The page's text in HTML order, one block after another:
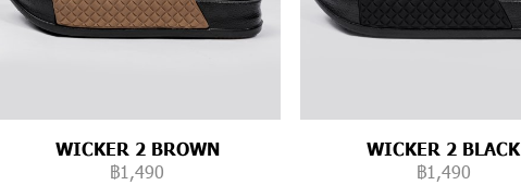
WICKER 2 BROWN
฿1,490
WICKER 2 BLACK
฿1,490